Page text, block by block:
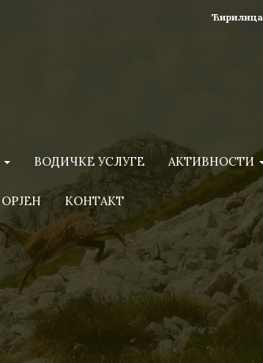
Ћирилица
ВОДИЧКЕ УСЛУГЕ АКТИВНОСТИ
ОРЈЕН КОНТАКТ